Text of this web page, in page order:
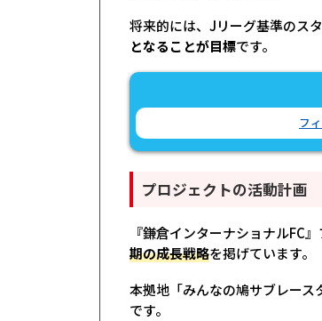
将来的には、Jリーグ基準のス
となることが目標です。
フ
プロジェクトの活動計画
『鎌倉インターナショナルFC
期の成長戦略を掲げています。
本拠地「みんなの鳩サブレース
です。